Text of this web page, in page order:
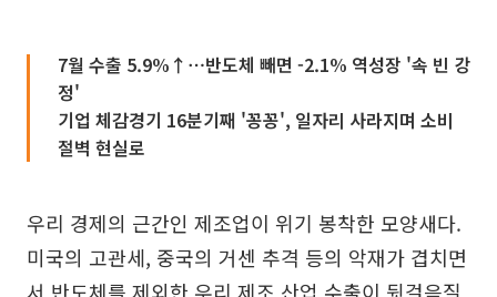
7월 수출 5.9%↑⋯반도체 빼면 -2.1% 역성장 '속 빈 강
정'
기업 체감경기 16분기째 '꽁꽁', 일자리 사라지며 소비
절벽 현실로
우리 경제의 근간인 제조업이 위기 봉착한 모양새다.
미국의 고관세, 중국의 거센 추격 등의 악재가 겹치면
서 반도체를 제외한 우리 제조 산업 수출이 뒷걸음질